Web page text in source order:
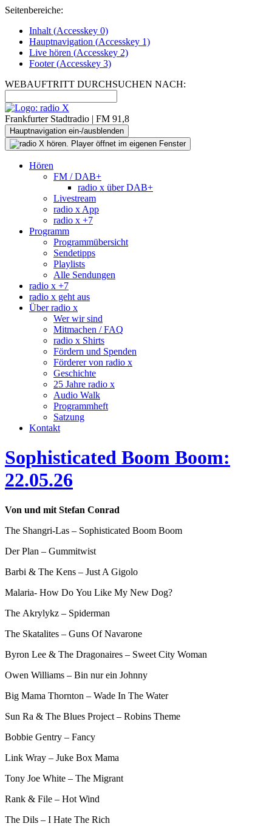
Seitenbereiche:
Inhalt (Accesskey 0)
Hauptnavigation (Accesskey 1)
Live hören (Accesskey 2)
Footer(Accesskey 3)
WEBAUFTRITT DURCHSUCHEN NACH:
Frankfurter Stadtradio | FM 91,8
Hauptnavigation ein-/ausblenden
Hören
FM / DAB+
radio x über DAB+
Livestream
radio x App
radio x +7
Programm
Programmübersicht
Sendetipps
Playlists
Alle Sendungen
radio x +7
radio x geht aus
Über radio x
Wer wir sind
Mitmachen / FAQ
radio x Shirts
Fördern und Spenden
Förderer von radio x
Geschichte
25 Jahre radio x
Audio Walk
Programmheft
Satzung
Kontakt
Sophisticated Boom Boom:
22.05.26
Von und mit Stefan Conrad
The Shangri-Las – Sophisticated Boom Boom
Der Plan – Gummitwist
Barbi & The Kens – Just A Gigolo
Malaria- How Do You Like My New Dog?
The Akrylykz – Spiderman
The Skatalites – Guns Of Navarone
Byron Lee & The Dragonaires – Sweet City Woman
Owen Williams – Bin nur ein Johnny
Big Mama Thornton – Wade In The Water
Sun Ra & The Blues Project – Robins Theme
Bobbie Gentry – Fancy
Link Wray – Juke Box Mama
Tony Joe White – The Migrant
Rank & File – Hot Wind
The Dils – I Hate The Rich